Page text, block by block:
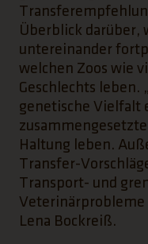
Überblick darüber,
untereinander
welchen Zoos wie
Geschlechts leben.
genetische Vielfalt
Haltung leben.
Transfer-
Transport- und
Veterinärprobleme
Lena Bockreiß.